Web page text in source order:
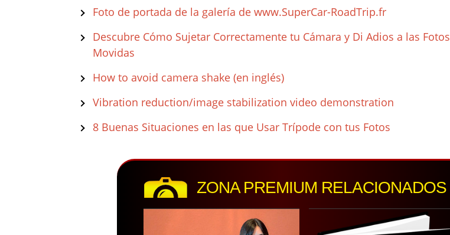
Foto de portada de la galería de www.SuperCar-RoadTrip.fr
Descubre Cómo Sujetar Correctamente tu Cámara y Di Adios a las Fotos
Movidas
How to avoid camera shake (en inglés)
Vibration reduction/image stabilization video demonstration
8 Buenas Situaciones en las que Usar Trípode con tus Fotos
ZONA PREMIUM RELACIONADOS